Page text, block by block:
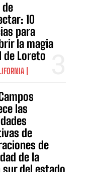
de
10
para
la magia
de Loreto
las
de
de
de la
sur del estado